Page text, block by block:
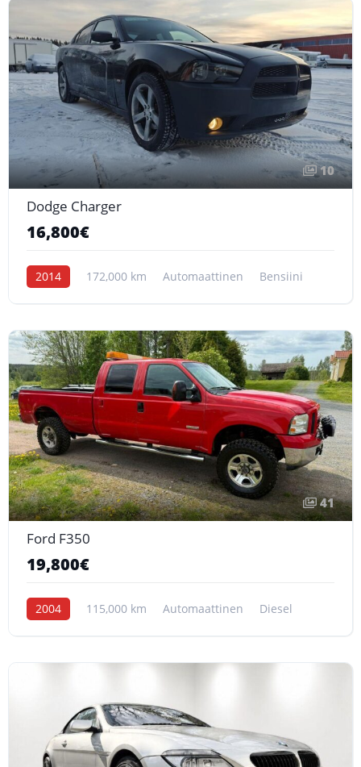
10
Dodge Charger
16,800€
2014 172,000 km Automaattinen Bensiini
41
Ford F350
19,800€
2004 115,000 km Automaattinen Diesel